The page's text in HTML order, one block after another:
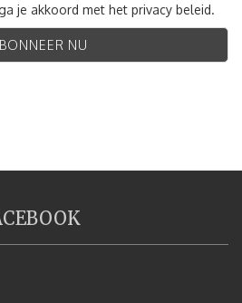
je akkoord met het privacy beleid.